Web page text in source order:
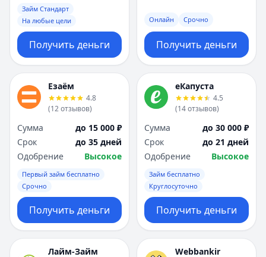
Займ Стандарт
На любые цели
Получить деньги
Онлайн Срочно
Получить деньги
Езаём
4.8
(12отзывов)
Сумма
до 15 000 ₽
Срок
до 35 дней
Одобрение
Высокое
Первый займ бесплатно
Срочно
Получить деньги
еКапуста
4.5
(14отзывов)
Сумма
до 30 000 ₽
Срок
до 21 дней
Одобрение
Высокое
Займ бесплатно
Круглосуточно
Получить деньги
Лайм-Займ Webbankir